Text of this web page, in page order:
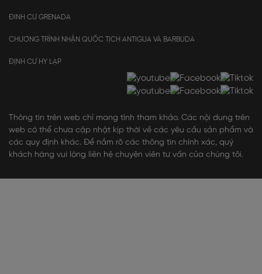
ĐINH CƯ GRENADA
CHƯƠNG TRÌNH NHẬN QUỐC TỊCH ANTIGUA VÀ BARBUDA
ĐỊNH CƯ HY LẠP
Thông tin trên web chỉ mang tính tham khảo. Các nội dung trên
web có thể chưa cập nhật kịp thời về các yêu cầu sản phẩm và
các quy định khác. Để nắm rõ các thông tin chính xác, quý
khách hàng vui lòng liên hệ chuyên viên tư vấn của chúng tôi.